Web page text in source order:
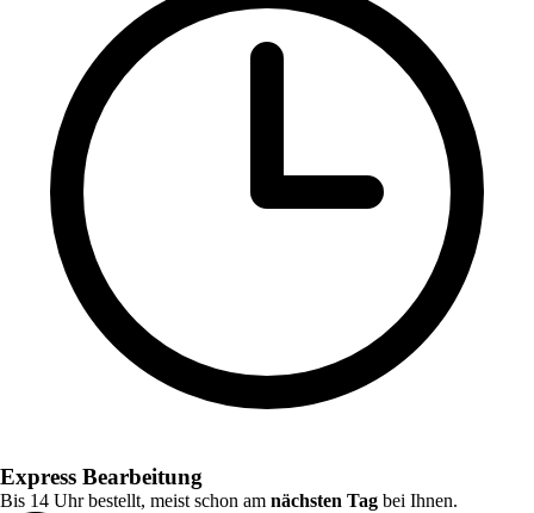
Express Bearbeitung
Bis 14 Uhr bestellt, meist schon am nächsten Tag bei Ihnen.